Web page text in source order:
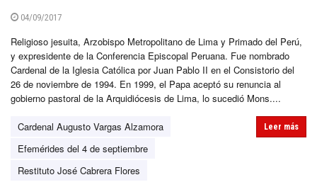
04/09/2017
Religioso jesuita, Arzobispo Metropolitano de Lima y Primado del Perú,
y expresidente de la Conferencia Episcopal Peruana. Fue nombrado
Cardenal de la Iglesia Católica por Juan Pablo II en el Consistorio del
26 de noviembre de 1994. En 1999, el Papa aceptó su renuncia al
gobierno pastoral de la Arquidiócesis de Lima, lo sucedió Mons....
Cardenal Augusto Vargas Alzamora
Efemérides del 4 de septiembre
Restituto José Cabrera Flores
Leer más